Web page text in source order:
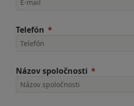
Telefón
Názov spoločnosti